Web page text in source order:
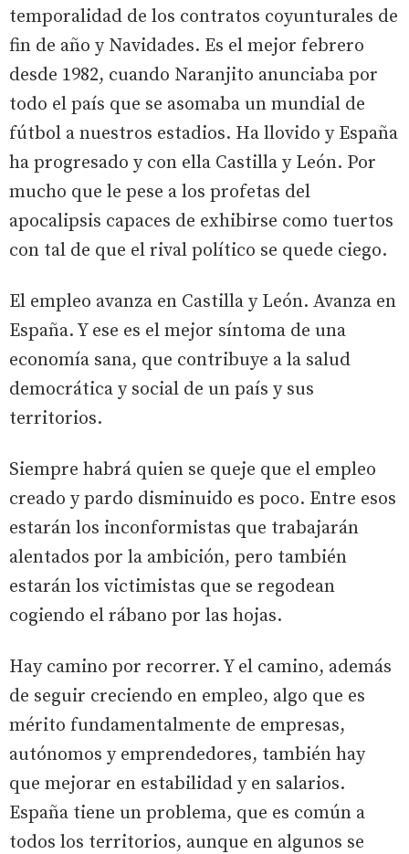
temporalidad de los contratos coyunturales de
fin de año y Navidades. Es el mejor febrero
desde 1982, cuando Naranjito anunciaba por
todo el país que se asomaba un mundial de
fútbol a nuestros estadios. Ha llovido y España
ha progresado y con ella Castilla y León. Por
mucho que le pese a los profetas del
apocalipsis capaces de exhibirse como tuertos
con tal de que el rival político se quede ciego.
El empleo avanza en Castilla y León. Avanza en
España. Y ese es el mejor síntoma de una
economía sana, que contribuye a la salud
democrática y social de un país y sus
territorios.
Siempre habrá quien se queje que el empleo
creado y pardo disminuido es poco. Entre esos
estarán los inconformistas que trabajarán
alentados por la ambición, pero también
estarán los victimistas que se regodean
cogiendo el rábano por las hojas.
Hay camino por recorrer. Y el camino, además
de seguir creciendo en empleo, algo que es
mérito fundamentalmente de empresas,
autónomos y emprendedores, también hay
que mejorar en estabilidad y en salarios.
España tiene un problema, que es común a
todos los territorios, aunque en algunos se